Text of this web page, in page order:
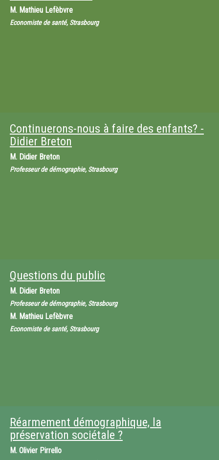
M. Mathieu Lefèbvre
Economiste de santé, Strasbourg
Continuerons-nous à faire des enfants? -
Didier Breton
M. Didier Breton
Professeur de démographie, Strasbourg
Questions du public
M. Didier Breton
Professeur de démographie, Strasbourg
M. Mathieu Lefèbvre
Economiste de santé, Strasbourg
Réarmement démographique, la
préservation sociétale ?
M. Olivier Pirrello